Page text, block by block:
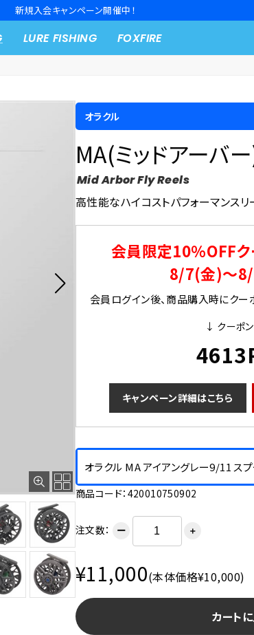
新規入会キャンペーン開催中！
LURE FISHING FOXFIRE
オラクル
MA(ミッドアーバ
Mid Arbor Fly Reels
高性能なハイコストパフォーマンスリ
会員限定10％OFFク
8/7(金)～
会員ログイン後、商品購入時にクー
↓ クーポ
キャンペーン詳細はこちら
オラクル MA アイアングレー9/11 ス
商品コード：420010750902
注文数： ー ＋
¥11,000(本体価格¥10,000)
カート